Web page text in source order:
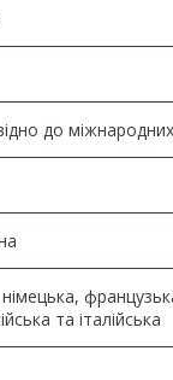
до
німецька,
та італійська